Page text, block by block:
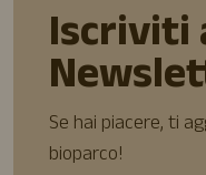
Iscriviti
Se hai piacere, ti
bioparco!